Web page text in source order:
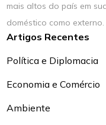
mais altos do país em
doméstico como externo.
Artigos Recentes
Política e Diplomacia
Economia e Comércio
Ambiente